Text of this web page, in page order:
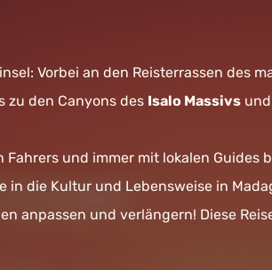
Vorbei an den Reisterrassen des
zu den Canyons des Isalo Massivs
und immer mit lokalen Guides
die Kultur und Lebensweise in
anpassen und verlängern! Diese